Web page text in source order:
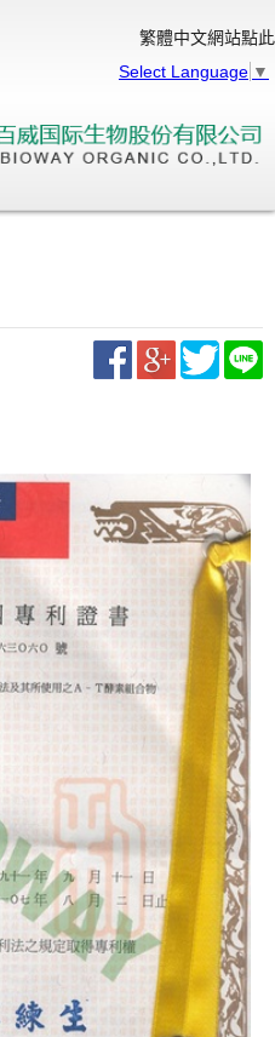
繁體中文網站點此
Select Language ▼